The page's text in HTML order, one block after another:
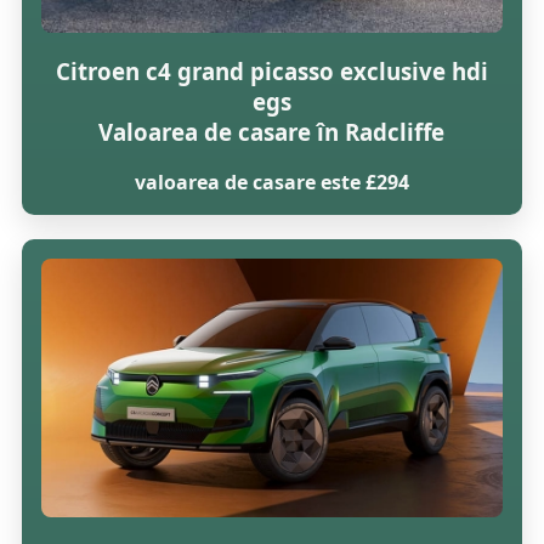
Citroen c4 grand picasso exclusive hdi
egs
Valoarea de casare în Radcliffe
valoarea de casare este £294